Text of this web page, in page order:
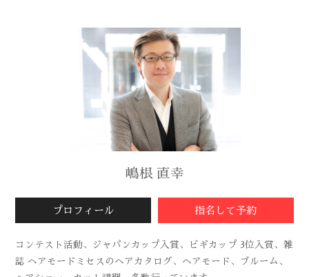
嶋根 直幸
プロフィール 指名して予約
コンテスト活動、ジャパンカップ入賞、ビギカップ 3位入賞、雑
誌 ヘアモードミセスのヘアカタログ、ヘアモード、ブルーム、